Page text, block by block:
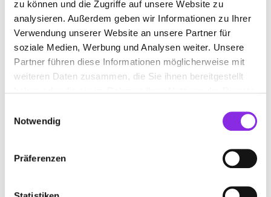
zu können und die Zugriffe auf unsere Website zu
analysieren. Außerdem geben wir Informationen zu Ihrer
Verwendung unserer Website an unsere Partner für
soziale Medien, Werbung und Analysen weiter. Unsere
Partner führen diese Informationen möglicherweise mit
weiteren Daten zusammen, die Sie ihnen bereitgestellt
Notwendig
Präferenzen
Müller-Wendel
Steuerberatungsgesellschaft
Die Müller-Wendel
Kompetenz-Zentrum
Das Schwerdtfeger Kompetenz-
Zentrum Kaiserslautern steht
seit über 135 Jahren für